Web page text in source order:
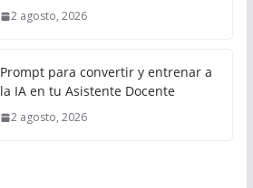
2 agosto, 2026
Prompt para convertir y entrenar a
la IA en tu Asistente Docente
2 agosto, 2026